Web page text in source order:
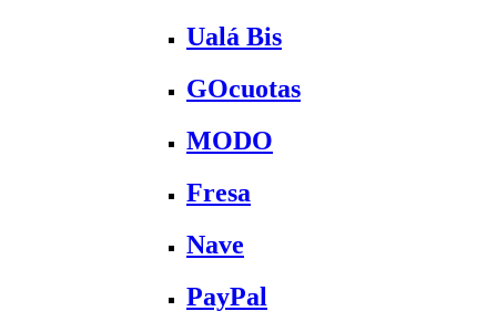
Ualá Bis
GOcuotas
MODO
Fresa
Nave
PayPal